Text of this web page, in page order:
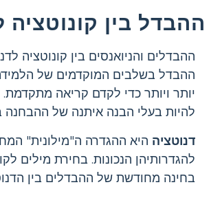
ההבדל בין קונוטציה
ההבדלים והניואנסים בין קונוטציה
ההבדל בשלבים המוקדמים של
יותר ויותר כדי לקדם קריאה
להיות בעלי הבנה איתנה של ההבחנה
דנוטציה היא ההגדרה ה"מילונית"
להגדרותיהן הנכונות. בחירת מילים
בחינה מחודשת של ההבדלים בין